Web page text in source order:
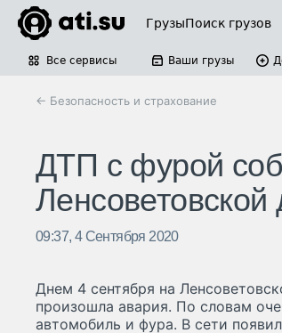
ГрузыПоиск грузов
Все сервисы Ваши грузы
← Безопасность и страхование
ДТП с фурой
Ленсоветовской
09:37, 4 Сентября 2020
Днем 4 сентября на
произошла авария. По словам
автомобиль и фура. В сети